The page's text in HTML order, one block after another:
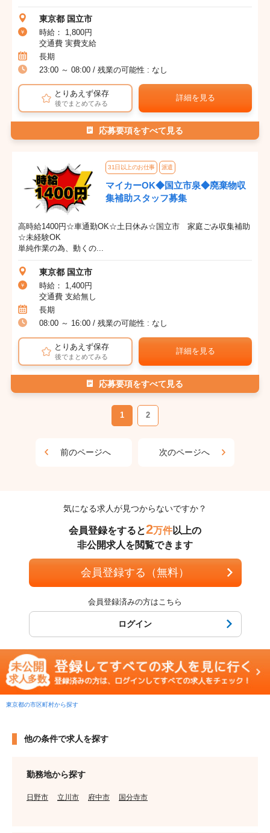
東京都 国立市
時給： 1,800円
交通費 実費支給
長期
23:00 ～ 08:00 / 残業の可能性 : なし
とりあえず保存
後でまとめてみる
詳細を見る
応募要項をすべて見る
31日以上のお仕事 派遣
マイカーOK◆国立市泉◆廃棄物収
集補助スタッフ募集
高時給1400円☆車通勤OK☆土日休み☆国立市 家庭ごみ収集補助
☆未経験OK
単純作業の為、動くの...
東京都 国立市
時給： 1,400円
交通費 支給無し
長期
08:00 ～ 16:00 / 残業の可能性 : なし
とりあえず保存
後でまとめてみる
詳細を見る
応募要項をすべて見る
1 2
前のページへ 次のページへ
気になる求人が見つからないですか？
会員登録をすると2万件以上の
非公開求人を閲覧できます
会員登録する（無料）
会員登録済みの方はこちら
ログイン
東京都の市区町村から探す
他の条件で求人を探す
勤務地から探す
日野市 立川市 府中市 国分寺市